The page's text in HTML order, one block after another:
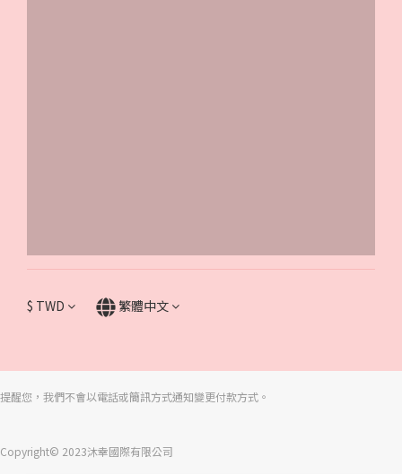
$ TWD 繁體中文
提醒您，我們不會以電話或簡訊方式通知變更付款方式。
Copyright© 2023沐幸國際有限公司